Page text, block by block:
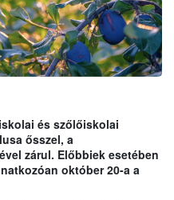
és szőlőiskolai
ősszel, a
zárul. Előbbiek esetében
október 20-a a